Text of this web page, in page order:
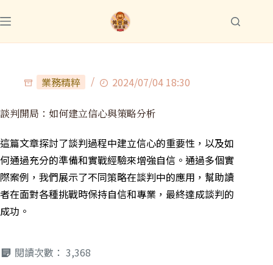
業務精粹 2024/07/04 18:30
談判開局：如何建立信心與策略分析
這篇文章探討了談判過程中建立信心的重要性，以及如
何通過充分的準備和實戰經驗來增強自信。通過多個實
際案例，我們展示了不同策略在談判中的應用，幫助讀
者在面對各種挑戰時保持自信和專業，最終達成談判的
成功。
閱讀次數： 3,368